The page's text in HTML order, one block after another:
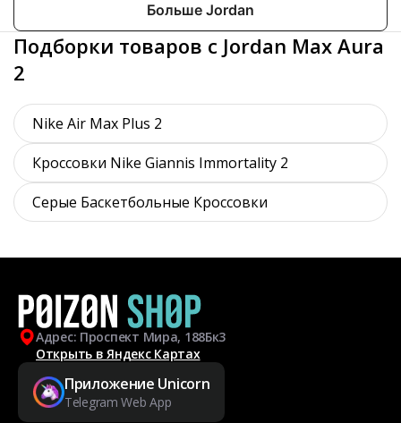
Больше Jordan
Подборки товаров с Jordan Max Aura
2
Nike Air Max Plus 2
Кроссовки Nike Giannis Immortality 2
Серые Баскетбольные Кроссовки
Адрес: Проспект Мира, 188Бк3
Открыть в Яндекс Картах
Приложение Unicorn
Telegram Web App